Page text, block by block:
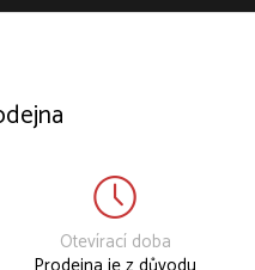
Otevírací doba